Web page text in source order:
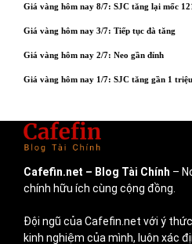
Giá vàng hôm nay 8/7: SJC tăng lại mốc
Giá vàng hôm nay 3/7: Tiếp tục đà tăng
Giá vàng hôm nay 2/7: Neo gần đỉnh
Giá vàng hôm nay 1/7: SJC tăng gần 1
Cafefin.net – Blog Tài Chính –
chính hữu ích cùng cộng đồng.
Đội ngũ của Cafefin.net với ý
kinh nghiệm của mình, luôn xác